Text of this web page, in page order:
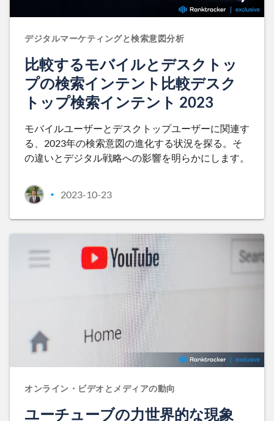
デジタルマーケティングと検索意図分析
比較するモバイルとデスクトッ
プの検索インテント比較デスク
トップ検索インテント 2023
モバイルユーザーとデスクトップユーザーに関連す
る、2023年の検索意図の進化する状況を探る。そ
の違いとデジタル戦略への影響を明らかにします。
• 2023-10-23
オンライン・ビデオとメディアの動向
ユーチューブの力世界的な現象